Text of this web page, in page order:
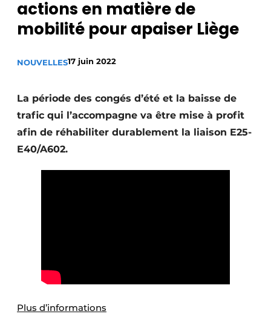
S’inscrire à l’événement
S’inscrire
Construction bois
Contrôle d’accès
actions en matière de
mobilité pour apaiser Liège
NOUVELLES17 juin 2022
La période des congés d’été et la baisse de
trafic qui l’accompagne va être mise à profit
afin de réhabiliter durablement la liaison E25-
E40/A602.
Plus d’informations